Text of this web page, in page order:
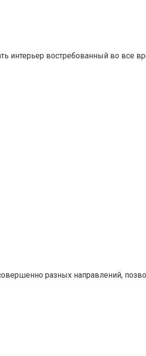
интерьер востребованный во все
разных направлений,